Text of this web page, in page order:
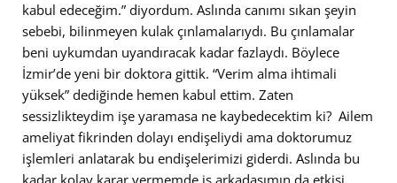
kabul edeceğim.” diyordum. Aslında canımı sıkan şeyin
sebebi, bilinmeyen kulak çınlamalarıydı. Bu çınlamalar
beni uykumdan uyandıracak kadar fazlaydı. Böylece
İzmir’de yeni bir doktora gittik. “Verim alma ihtimali
yüksek” dediğinde hemen kabul ettim. Zaten
sessizlikteydim işe yaramasa ne kaybedecektim ki? Ailem
ameliyat fikrinden dolayı endişeliydi ama doktorumuz
işlemleri anlatarak bu endişelerimizi giderdi. Aslında bu